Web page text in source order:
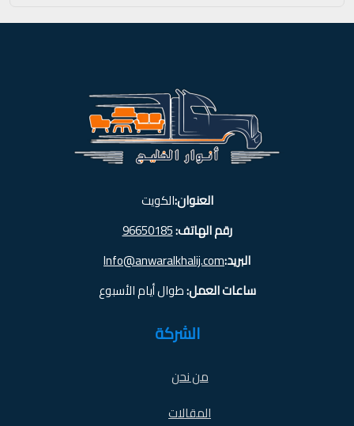
العنوان:الكويت
رقم الهاتف:96650185
البريد:Info@anwaralkhalij.com
ساعات العمل:طوال أيام الأسبوع
الشركة
من نحن
المقالات